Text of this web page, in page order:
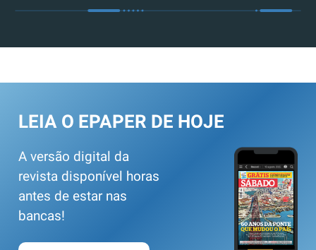
LEIA O EPAPER DE HOJE
A versão digital da
revista disponível horas
antes de estar nas
bancas!